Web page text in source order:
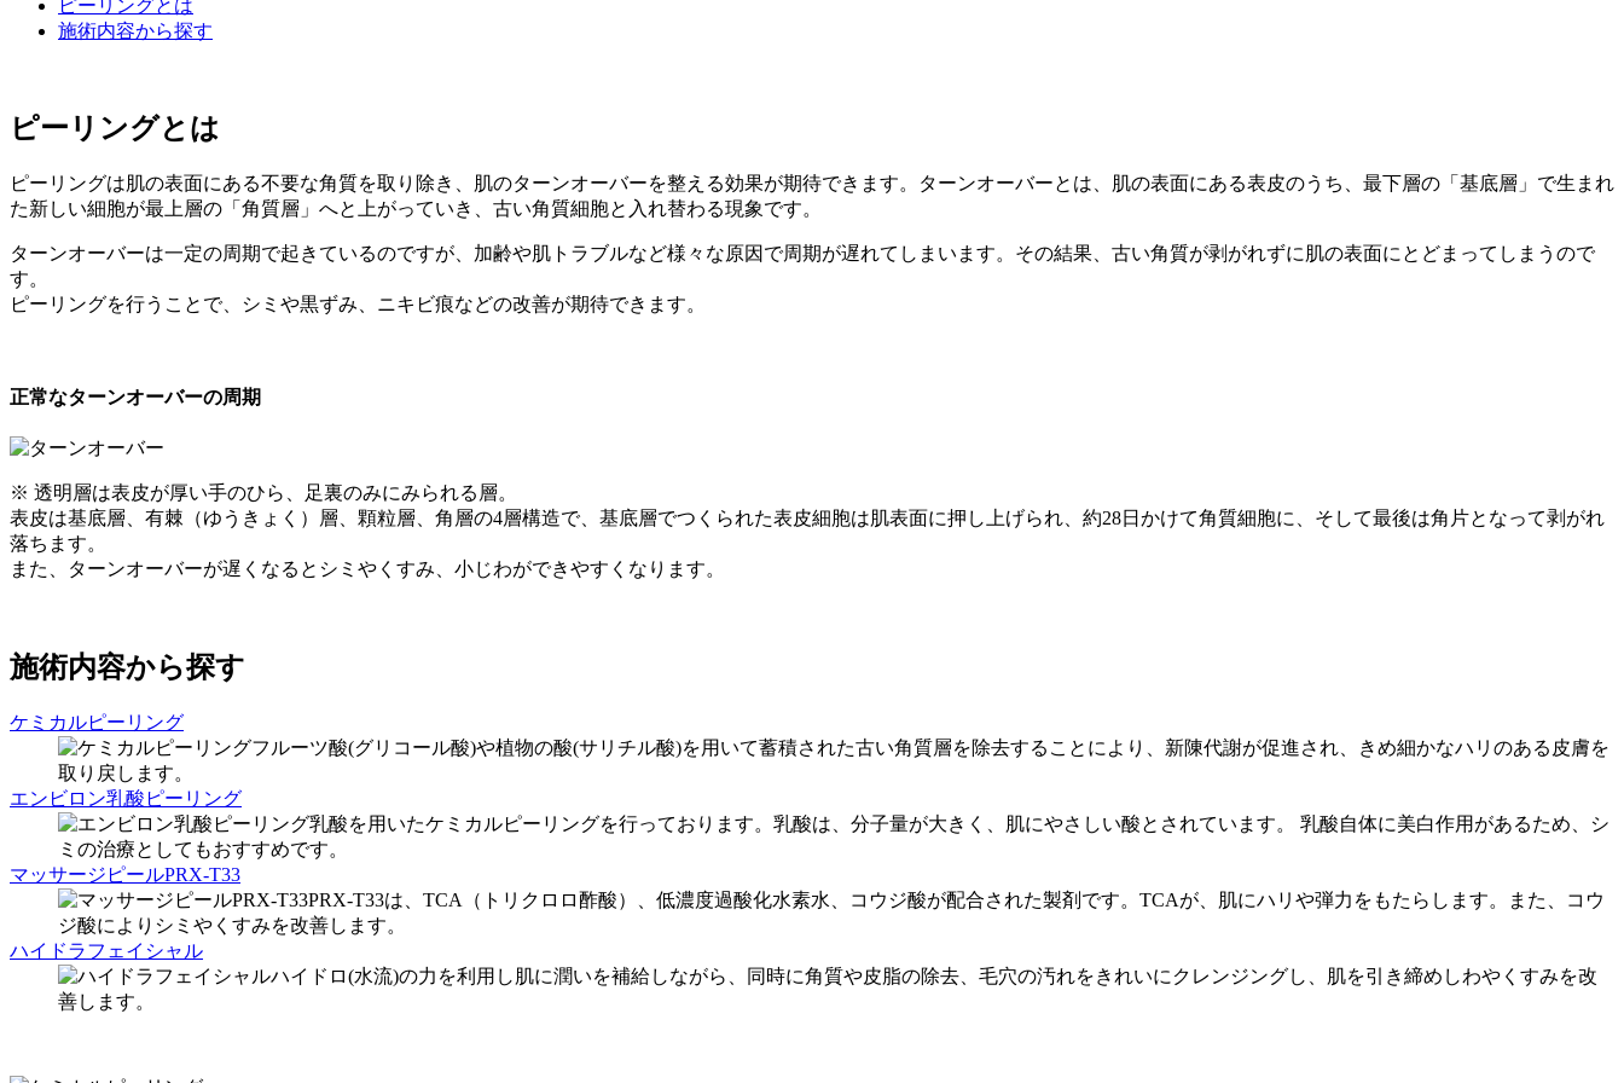
ピーリングとは
施術内容から探す
ピーリングとは
ピーリングは肌の表面にある不要な角質を取り除き、肌のターンオーバーを整える効果が期待できます。ターンオーバーとは、肌の表面にある表皮のうち、最下層の「基底層」で生まれ
た新しい細胞が最上層の「角質層」へと上がっていき、古い角質細胞と入れ替わる現象です。
ターンオーバーは一定の周期で起きているのですが、加齢や肌トラブルなど様々な原因で周期が遅れてしまいます。その結果、古い角質が剥がれずに肌の表面にとどまってしまうので
す。
ピーリングを行うことで、シミや黒ずみ、ニキビ痕などの改善が期待できます。
正常なターンオーバーの周期
※ 透明層は表皮が厚い手のひら、足裏のみにみられる層。
表皮は基底層、有棘（ゆうきょく）層、顆粒層、角層の4層構造で、基底層でつくられた表皮細胞は肌表面に押し上げられ、約28日かけて角質細胞に、そして最後は角片となって剥がれ
落ちます。
また、ターンオーバーが遅くなるとシミやくすみ、小じわができやすくなります。
施術内容から探す
ケミカルピーリング
フルーツ酸(グリコール酸)や植物の酸(サリチル酸)を用いて蓄積された古い角質層を除去することにより、新陳代謝が促進され、きめ細かなハリのある皮膚を
取り戻します。
エンビロン乳酸ピーリング
乳酸を用いたケミカルピーリングを行っております。乳酸は、分子量が大きく、肌にやさしい酸とされています。 乳酸自体に美白作用があるため、シ
ミの治療としてもおすすめです。
マッサージピールPRX-T33
PRX-T33は、TCA（トリクロロ酢酸）、低濃度過酸化水素水、コウジ酸が配合された製剤です。TCAが、肌にハリや弾力をもたらします。また、コウ
ジ酸によりシミやくすみを改善します。
ハイドラフェイシャル
ハイドロ(水流)の力を利用し肌に潤いを補給しながら、同時に角質や皮脂の除去、毛穴の汚れをきれいにクレンジングし、肌を引き締めしわやくすみを改
善します。